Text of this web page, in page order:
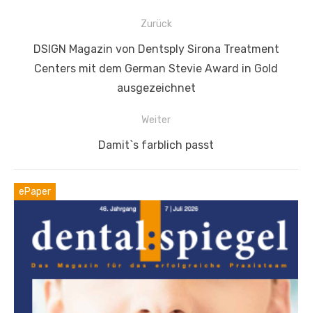
Beitragsnavigation
Zurück
Vorheriger
DSIGN Magazin von Dentsply Sirona Treatment
Centers mit dem German Stevie Award in Gold
ausgezeichnet
Weiter
Nächster
Damit`s farblich passt
ePaper